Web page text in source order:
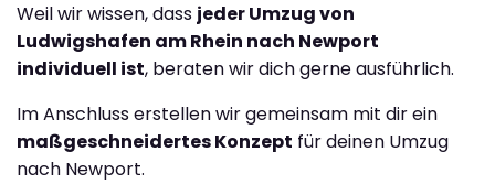
Weil wir wissen, dass jeder Umzug von
Ludwigshafen am Rhein nach Newport
individuell ist, beraten wir dich gerne ausführlich.
Im Anschluss erstellen wir gemeinsam mit dir ein
maßgeschneidertes Konzept für deinen Umzug
nach Newport.